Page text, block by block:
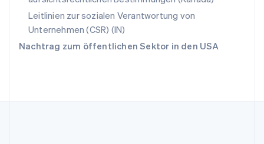
Leitlinien zur sozialen Verantwortung von
Unternehmen (CSR) (IN)
Nachtrag zum öffentlichen Sektor in den USA
ไทยEnglish
Tschechische Republik
English
English